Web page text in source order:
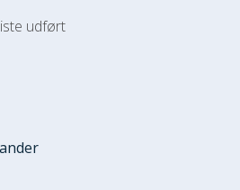
udført